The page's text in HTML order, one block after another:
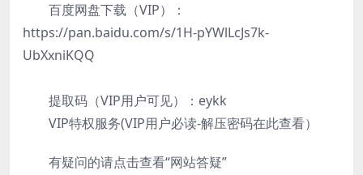
百度网盘下载（VIP）：
https://pan.baidu.com/s/1H-pYWlLcJs7k-
UbXxniKQQ
提取码（VIP用户可见）：eykk
VIP特权服务(VIP用户必读-解压密码在此查看）
有疑问的请点击查看“网站答疑”